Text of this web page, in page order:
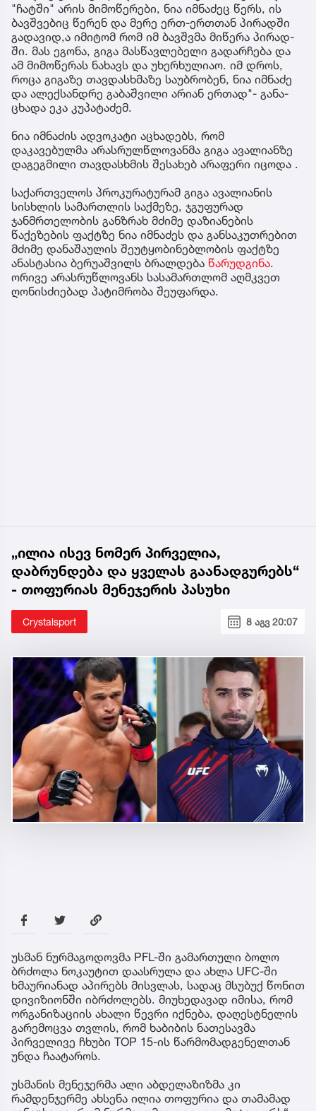
"ჩატ­ში" არის მი­მო­წე­რე­ბი, ნია იმ­ნა­ძეც წერს, ის
ბავ­შვე­ბიც წე­რენ და მერე ერთ-ერ­თთან პი­რად­ში
გა­და­ვი­დ,ა იმი­ტომ რომ იმ ბავ­შვმა მი­წე­რა პი­რად­
ში. მას ეგო­ნა, გიგა მას­წავ­ლე­ბე­ლი გა­დარ­ჩე­ბა და
ამ მი­მო­წე­რას ნა­ხავს და უხერ­ხუ­ლი­აო. იმ დროს,
როცა გი­გა­ზე თავ­დას­ხმა­ზე სა­უბ­რო­ბენ, ნია იმ­ნა­ძე
და ალექ­სან­დრე გა­ბაშ­ვი­ლი არი­ან ერ­თად"- გა­ნა­
ცხა­და ეკა კუ­პა­ტა­ძემ.
ნია იმნაძის ადვოკატი აცხადებს, რომ
დაკავებულმა არასრულწლოვანმა გიგა ავალიანზე
დაგეგმილი თავდასხმის შესახებ არაფერი იცოდა .
საქართველოს პროკურატურამ გიგა ავალიანის
სისხლის სამართლის საქმეზე, ჯგუფურად
ჯანმრთელობის განზრახ მძიმე დაზიანების
წაქეზების ფაქტზე ნია იმნაძეს და განსაკუთრებით
მძიმე დანაშაულის შეუტყობინებლობის ფაქტზე
ანასტასია ბერუაშვილს ბრალდება წარუდგინა.
ორივე არასრუწლოვანს სასამართლომ აღმკვეთ
ღონისძიებად პატიმრობა შეუფარდა.
„ილია ისევ ნომერ პირველია,
დაბრუნდება და ყველას გაანადგურებს“
- თოფურიას მენეჯერის პასუხი
Crystalsport 8 აგვ 20:07
უსმან ნურმაგოდოვმა PFL-ში გამართული ბოლო
ბრძოლა ნოკაუტით დაასრულა და ახლა UFC-ში
ხმაურიანად აპირებს მისვლას, სადაც მსუბუქ წონით
დივიზიონში იბრძოლებს. მიუხედავად იმისა, რომ
ორგანიზაციის ახალი წევრი იქნება, დაღესტნელის
გარემოცვა თვლის, რომ ხაბიბის ნათესავმა
პირველივე ჩხუბი TOP 15-ის წარმომადგენელთან
უნდა ჩაატაროს.
უსმანის მენეჯერმა ალი აბდელაზიზმა კი
რამდენჯერმე ახსენა ილია თოფურია და თამამად